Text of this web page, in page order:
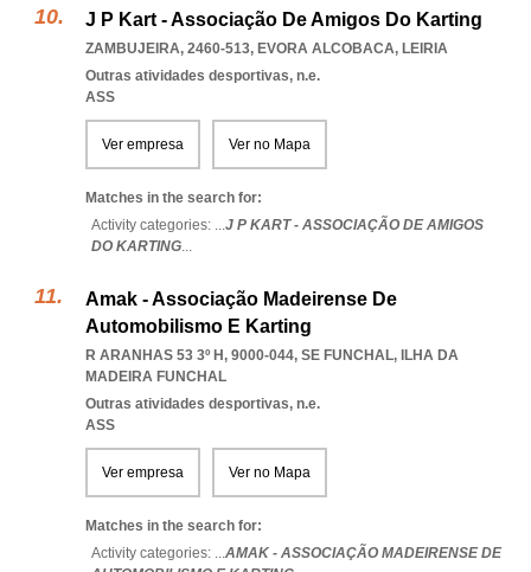
J P Kart - Associação De Amigos Do Karting
ZAMBUJEIRA, 2460-513, EVORA ALCOBACA, LEIRIA
Outras atividades desportivas, n.e.
ASS
Ver empresa Ver no Mapa
Matches in the search for:
Activity categories: ...J P KART - ASSOCIAÇÃO DE AMIGOS
DO KARTING...
Amak - Associação Madeirense De
Automobilismo E Karting
R ARANHAS 53 3º H, 9000-044, SE FUNCHAL, ILHA DA
MADEIRA FUNCHAL
Outras atividades desportivas, n.e.
ASS
Ver empresa Ver no Mapa
Matches in the search for:
Activity categories: ...AMAK - ASSOCIAÇÃO MADEIRENSE DE